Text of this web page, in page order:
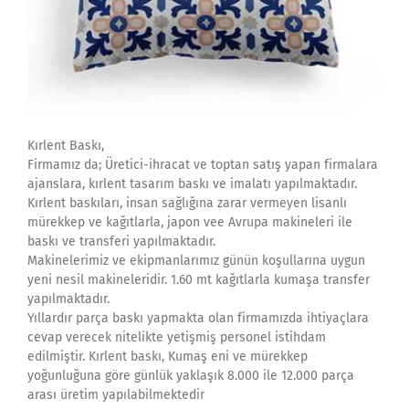
Kırlent Baskı,
Firmamız da; Üretici-ihracat ve toptan satış yapan firmalara
ajanslara, kırlent tasarım baskı ve imalatı yapılmaktadır.
Kırlent baskıları, insan sağlığına zarar vermeyen lisanlı
mürekkep ve kağıtlarla, japon vee Avrupa makineleri ile
baskı ve transferi yapılmaktadır.
Makinelerimiz ve ekipmanlarımız günün koşullarına uygun
yeni nesil makineleridir. 1.60 mt kağıtlarla kumaşa transfer
yapılmaktadır.
Yıllardır parça baskı yapmakta olan firmamızda ihtiyaçlara
cevap verecek nitelikte yetişmiş personel istihdam
edilmiştir. Kırlent baskı, Kumaş eni ve mürekkep
yoğunluğuna göre günlük yaklaşık 8.000 ile 12.000 parça
arası üretim yapılabilmektedir